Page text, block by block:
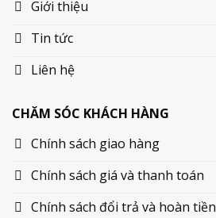
Giới thiệu
Tin tức
Liên hệ
CHĂM SÓC KHÁCH HÀNG
Chính sách giao hàng
Chính sách giá và thanh toán
Chính sách đổi trả và hoàn tiền